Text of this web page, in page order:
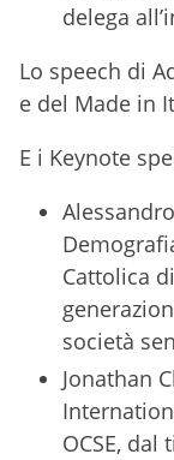
delega
Lo speech di
e del Made in
E i Keynote
Cattolica
società
Jonathan
OCSE, dal